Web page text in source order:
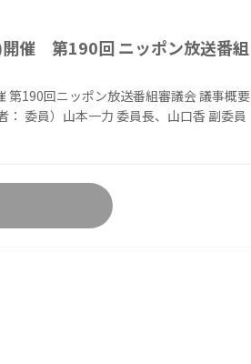
催 第190回 ニッポン放送番組
第190回ニッポン放送番組審議会 議事概要
： 委員）山本一力 委員長、山口香 副委員